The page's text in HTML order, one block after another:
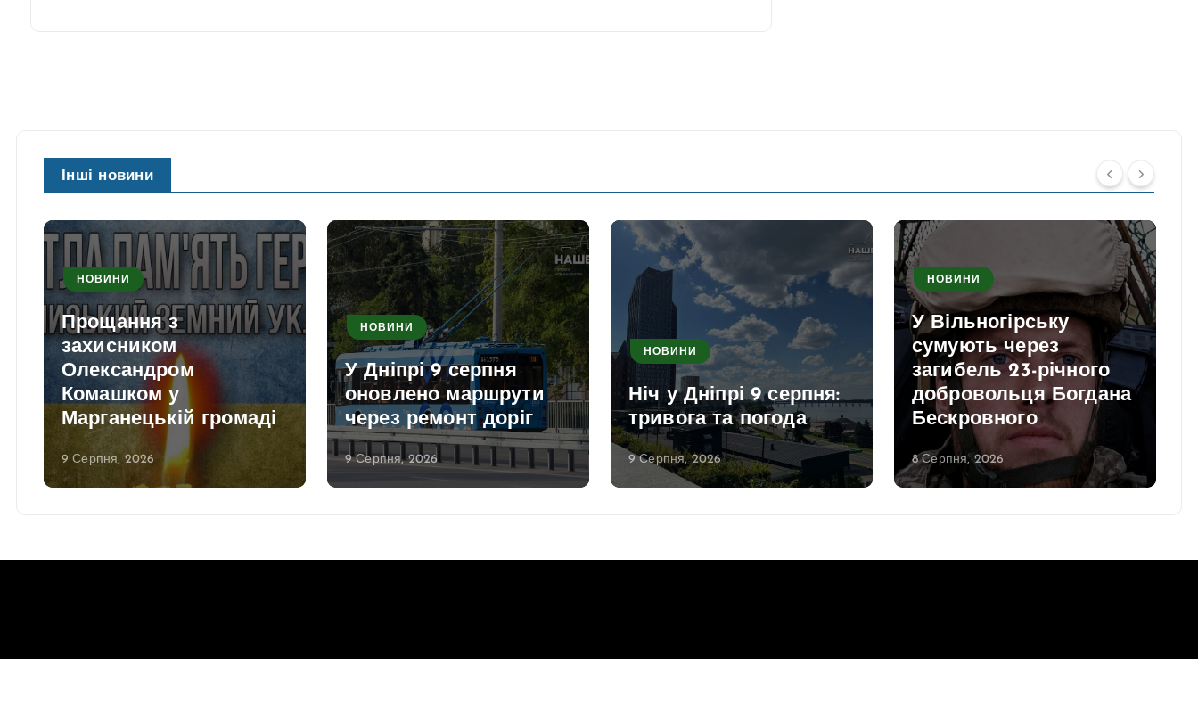
Інші новини
НОВИНИ
Прощання з
захисником
Олександром
Комашком у
Марганецькій громаді
9 Серпня, 2026
НОВИНИ
У Дніпрі 9 серпня
оновлено маршрути
через ремонт доріг
9 Серпня, 2026
НОВИНИ
Ніч у Дніпрі 9 серпня:
тривога та погода
9 Серпня, 2026
НОВИНИ
У Вільногірську
сумують через
загибель 23-річного
добровольця Богдана
Бескровного
8 Серпня, 2026